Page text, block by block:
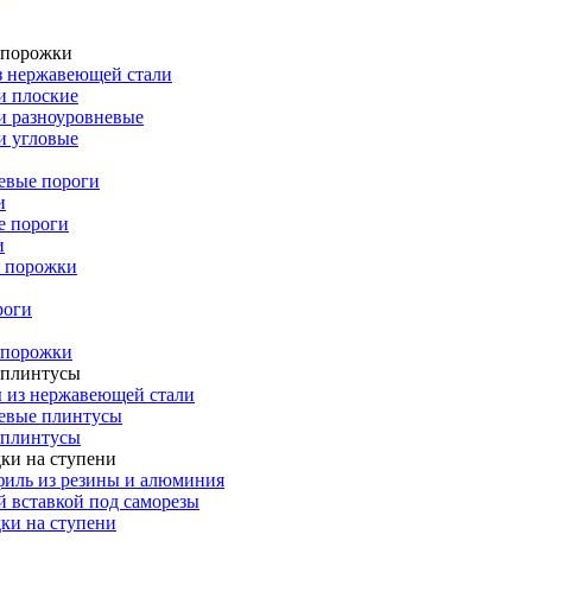
нержавеющей стали
плоские
разноуровневые
угловые
пороги
пороги
порожки
нержавеющей стали
плинтусы
на ступени
из резины и алюминия
под саморезы
на ступени